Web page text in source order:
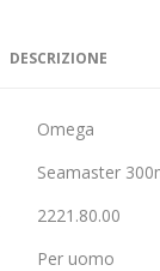
DESCRIZIONE
Omega
Seamaster
2221.80.00
Per uomo